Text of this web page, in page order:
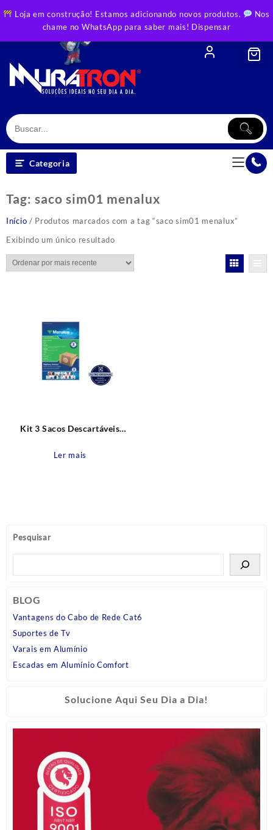
Loja em construção! Estamos adicionando novos produtos.
Nos
chame no WhatsApp para saber mais! Dispensar
to
Categoria
Pesquisar
BLOG
Vantagens do Cabo de Rede Cat6
Suportes de Tv
Varais em Alumínio
Escadas em Alumínio Comfort
Solucione Aqui Seu Dia a Dia!
Tag: saco sim01 menalux
Início / Produtos marcados com a tag “saco sim01 menalux”
Exibindo um único resultado
Kit 3 Sacos Descartáveis
(SIM01) Descartável Original
Ler mais